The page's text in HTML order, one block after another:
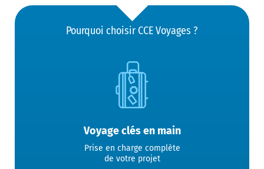
Pourquoi choisir CCE Voyages ?
Voyage clés en main
Prise en charge complète
de votre projet